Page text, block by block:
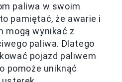
paliwa w swoim
pamiętać, że awarie i
mogą wynikać z
paliwa. Dlatego
pojazd paliwem
pomoże uniknąć